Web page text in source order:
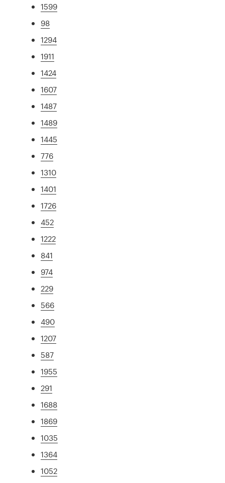
1599
98
1294
1911
1424
1607
1487
1489
1445
776
1310
1401
1726
452
1222
841
974
229
566
490
1207
587
1955
291
1688
1869
1035
1364
1052